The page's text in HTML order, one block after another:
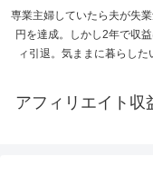
専業主婦していたら夫が失
円を達成。しかし2年で収
ィ引退。気ままに暮らした
アフィリエイト収